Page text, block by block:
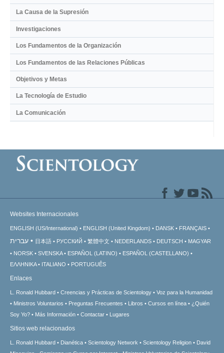
La Causa de la Supresión
Investigaciones
Los Fundamentos de la Organización
Los Fundamentos de las Relaciones Públicas
Objetivos y Metas
La Tecnología de Estudio
La Comunicación
Websites Internacionales
ENGLISH (US/International) ENGLISH (United Kingdom) DANSK FRANÇAIS
עברית 日本語 РУССКИЙ 繁體中文 NEDERLANDS DEUTSCH
MAGYAR
NORSK
SVENSKA ESPAÑOL (LATINO)
ESPAÑOL (CASTELLANO)
ΕΛΛΗΝΙΚA
ITALIANO PORTUGUÊS
Enlaces
L. Ronald Hubbard Creencias y Prácticas de Scientology
Voz para la Humanidad
Ministros Voluntarios
Preguntas Frecuentes Libros Cursos en línea
¿Quién
Soy Yo?
Más Información Contactar Lugares
Sitios web relacionados
L. Ronald Hubbard Dianética Scientology Network Scientology Religion
David